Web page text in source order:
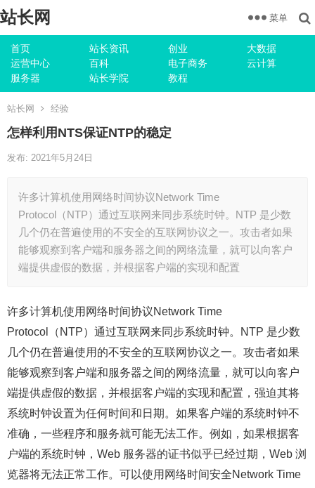
站长网
首页 站长资讯 创业
大数据
运营中心
百科 电子商务
云计算
服务器
站长学院 教程
菜单
站长网 经验
怎样利用NTS保证NTP的稳定
发布: 2021年5月24日
许多计算机使用网络时间协议Network Time
Protocol（NTP）通过互联网来同步系统时钟。NTP 是少数
几个仍在普遍使用的不安全的互联网协议之一。攻击者如果
能够观察到客户端和服务器之间的网络流量，就可以向客户
端提供虚假的数据，并根据客户端的实现和配置
许多计算机使用网络时间协议Network Time
Protocol（NTP）通过互联网来同步系统时钟。NTP 是少数
几个仍在普遍使用的不安全的互联网协议之一。攻击者如果
能够观察到客户端和服务器之间的网络流量，就可以向客户
端提供虚假的数据，并根据客户端的实现和配置，强迫其将
系统时钟设置为任何时间和日期。如果客户端的系统时钟不
准确，一些程序和服务就可能无法工作。例如，如果根据客
户端的系统时钟，Web 服务器的证书似乎已经过期，Web 浏
览器将无法正常工作。可以使用网络时间安全Network Time